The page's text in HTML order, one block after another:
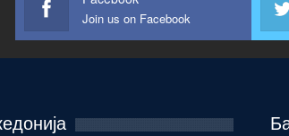
Join us on Facebook